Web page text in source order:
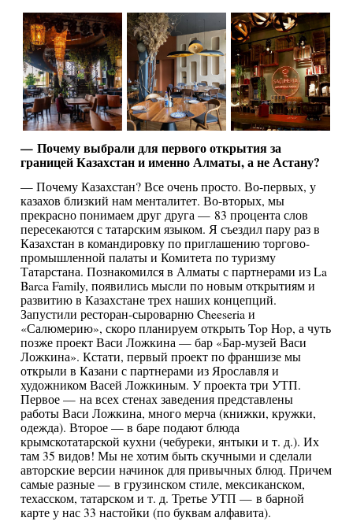
— Почему выбрали для первого открытия за
границей Казахстан и именно Алматы, а не Астану?
— Почему Казахстан? Все очень просто. Во-первых, у
казахов близкий нам менталитет. Во-вторых, мы
прекрасно понимаем друг друга — 83 процента слов
пересекаются с татарским языком. Я съездил пару раз в
Казахстан в командировку по приглашению торгово-
промышленной палаты и Комитета по туризму
Татарстана. Познакомился в Алматы с партнерами из La
Barca Family, появились мысли по новым открытиям и
развитию в Казахстане трех наших концепций.
Запустили ресторан-сыроварню Cheeseria и
«Салюмерию», скоро планируем открыть Top Hop, а чуть
позже проект Васи Ложкина — бар «Бар-музей Васи
Ложкина». Кстати, первый проект по франшизе мы
открыли в Казани с партнерами из Ярославля и
художником Васей Ложкиным. У проекта три УТП.
Первое — на всех стенах заведения представлены
работы Васи Ложкина, много мерча (книжки, кружки,
одежда). Второе — в баре подают блюда
крымскотатарской кухни (чебуреки, янтыки и т. д.). Их
там 35 видов! Мы не хотим быть скучными и сделали
авторские версии начинок для привычных блюд. Причем
самые разные — в грузинском стиле, мексиканском,
техасском, татарском и т. д. Третье УТП — в барной
карте у нас 33 настойки (по буквам алфавита).